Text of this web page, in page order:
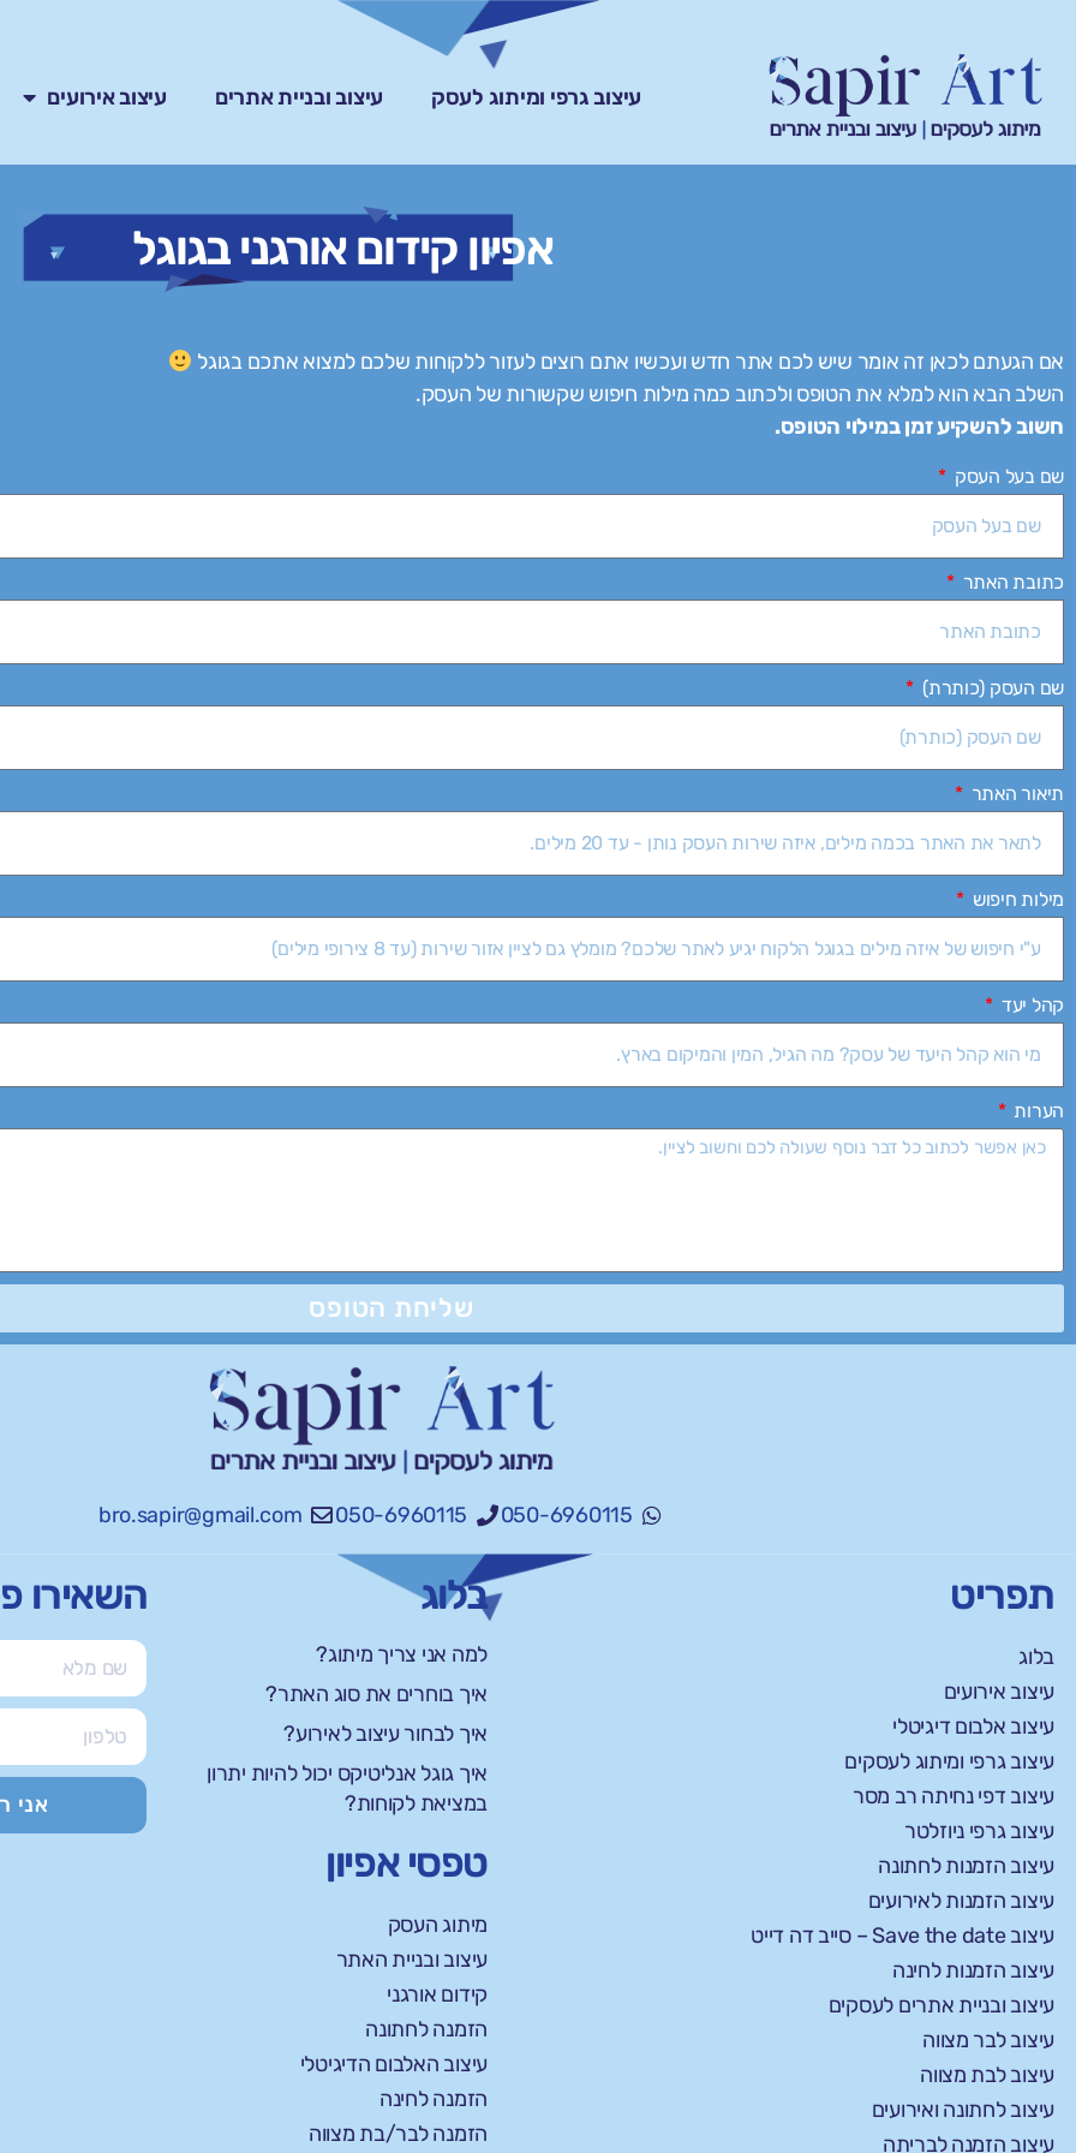
עיצוב גרפי ומיתוג לעסק עיצוב ובניית אתרים עיצוב אירועים
אפיון קידום אורגני בגוגל
אם הגעתם לכאן זה אומר שיש לכם אתר חדש ועכשיו אתם רוצים לעזור ללקוחות שלכם למצוא אתכם בגוגל
השלב הבא הוא למלא את הטופס ולכתוב כמה מילות חיפוש שקשורות של העסק.
חשוב להשקיע זמן במילוי הטופס.
שם בעל העסק
כתובת האתר
שם העסק (כותרת)
תיאור האתר
מילות חיפוש
קהל יעד
הערות
שליחת הטופס
050-6960115
050-6960115
bro.sapir@gmail.com
תפריט
בלוג
עיצוב אירועים
עיצוב אלבום דיגיטלי
עיצוב גרפי ומיתוג לעסקים
עיצוב דפי נחיתה רב מסר
עיצוב גרפי ניוזלטר
עיצוב הזמנות לחתונה
עיצוב הזמנות לאירועים
עיצוב Save the date – סייב דה דייט
עיצוב הזמנות לחינה
עיצוב ובניית אתרים לעסקים
עיצוב לבר מצווה
עיצוב לבת מצווה
עיצוב לחתונה ואירועים
עיצוב הזמנה לבריתה
בלוג
למה אני צריך מיתוג?
איך בוחרים את סוג האתר?
איך לבחור עיצוב לאירוע?
איך גוגל אנליטיקס יכול להיות יתרון
במציאת לקוחות?
טפסי אפיון
מיתוג העסק
עיצוב ובניית האתר
קידום אורגני
הזמנה לחתונה
עיצוב האלבום הדיגיטלי
הזמנה לחינה
הזמנה לבר/בת מצווה
השאירו
אני